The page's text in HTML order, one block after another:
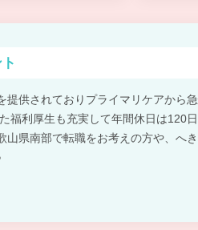
提供されておりプライマリケアから
福利厚生も充実して年間休日は120
山県南部で転職をお考えの方や、へ